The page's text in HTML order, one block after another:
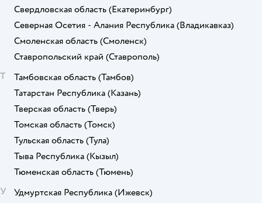
Свердловская область (Екатеринбург)
Северная Осетия - Алания Республика (Владикавказ)
Смоленская область (Смоленск)
Ставропольский край (Ставрополь)
Т
Тамбовская область (Тамбов)
Татарстан Республика (Казань)
Тверская область (Тверь)
Томская область (Томск)
Тульская область (Тула)
Тыва Республика (Кызыл)
Тюменская область (Тюмень)
У
Удмуртская Республика (Ижевск)